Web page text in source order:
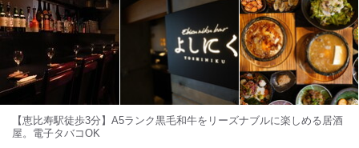
【恵比寿駅徒歩3分】A5ランク黒毛和牛をリーズナブルに楽しめる居酒
屋。電子タバコOK